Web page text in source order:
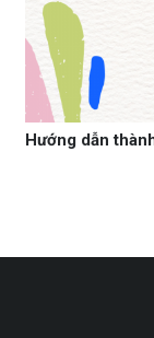
Hướng dẫn